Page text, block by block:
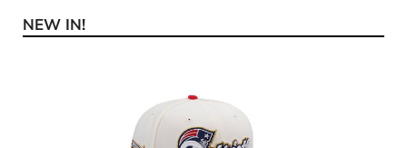
Produktgalerie überspringen
NEW IN!